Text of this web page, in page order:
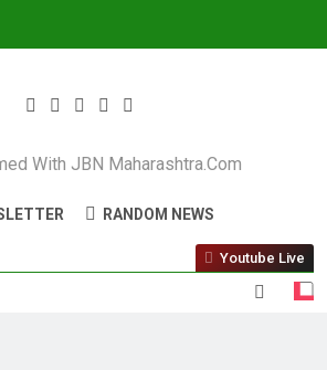
With JBN Maharashtra.com
RANDOM NEWS
Youtube Live